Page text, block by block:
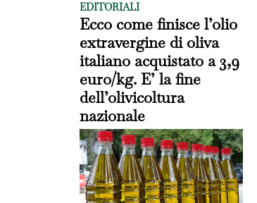
EDITORIALI
Ecco come finisce l’olio
extravergine di oliva
italiano acquistato a 3,9
euro/kg. E’ la fine
dell’olivicoltura
nazionale